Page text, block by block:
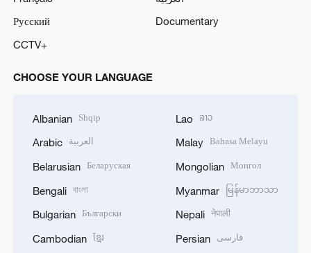
Русский
Documentary
CCTV+
CHOOSE YOUR LANGUAGE
Albanian Shqip
Arabic العربية
Belarusian Беларуская
Bengali বাংলা
Bulgarian Български
Cambodian ខ្មែរ
Lao ລາວ
Malay Bahasa Melayu
Mongolian Монгол
Myanmar မြန်မာဘာသာ
Nepali नेपाली
Persian فارسی